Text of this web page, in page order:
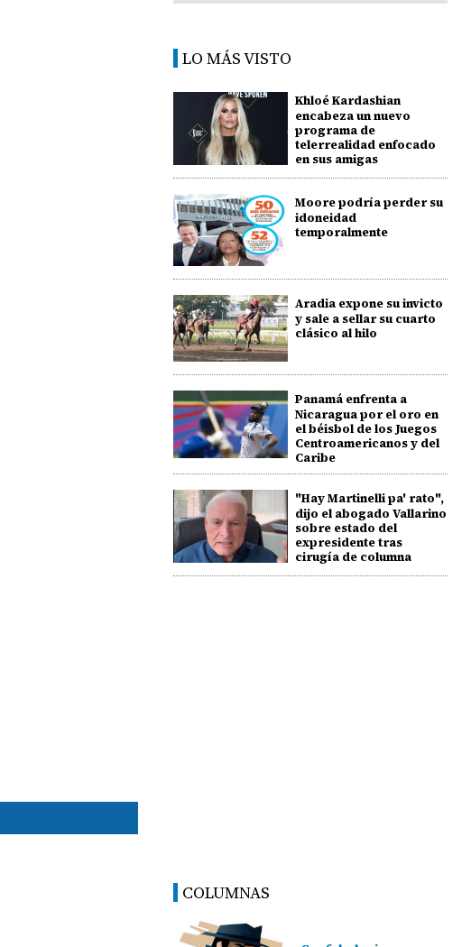
LO MÁS VISTO
Khloé Kardashian
encabeza un nuevo
programa de
telerrealidad enfocado
en sus amigas
Moore podría perder su
idoneidad
temporalmente
Aradia expone su invicto
y sale a sellar su cuarto
clásico al hilo
Panamá enfrenta a
Nicaragua por el oro en
el béisbol de los Juegos
Centroamericanos y del
Caribe
"Hay Martinelli pa' rato",
dijo el abogado Vallarino
sobre estado del
expresidente tras
cirugía de columna
COLUMNAS